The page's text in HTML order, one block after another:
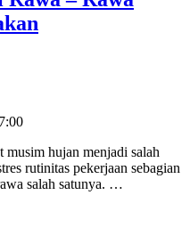
hujan menjadi salah
rutinitas pekerjaan sebagian
salah satunya. …